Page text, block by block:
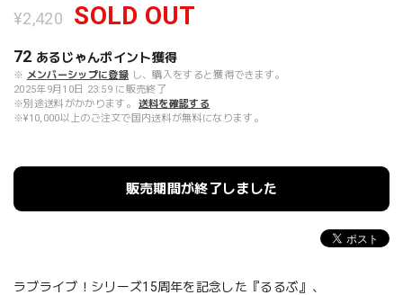
¥2,420 SOLD OUT
72 あるじゃんポイント獲得
※ メンバーシップに登録 し、購入をすると獲得できます。
2025年9月10日 23:59 に販売終了
※別途送料がかかります。
送料を確認する
※¥10,000以上のご注文で国内送料が無料になります。
販売期間が終了しました
ラブライブ！シリーズ15周年を記念した『るるぶ』、